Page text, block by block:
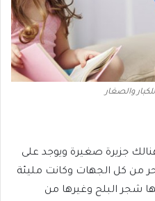
والصغار
جزيرة صغيرة ويوجد على
من كل الجهات وكانت مليئة
شجر البلح وغيرها من